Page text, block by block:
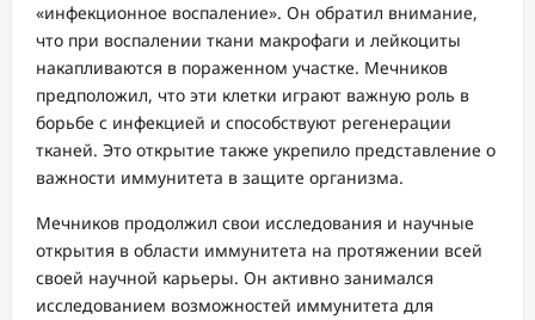
«инфекционное воспаление». Он обратил внимание,
что при воспалении ткани макрофаги и лейкоциты
накапливаются в пораженном участке. Мечников
предположил, что эти клетки играют важную роль в
борьбе с инфекцией и способствуют регенерации
тканей. Это открытие также укрепило представление о
важности иммунитета в защите организма.
Мечников продолжил свои исследования и научные
открытия в области иммунитета на протяжении всей
своей научной карьеры. Он активно занимался
исследованием возможностей иммунитета для